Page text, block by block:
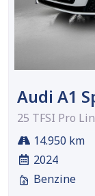
Audi A1
25 TFSI Pro
14.950 km
2024
Benzine